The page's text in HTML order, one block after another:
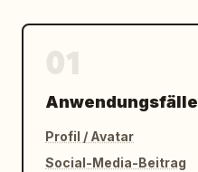
Anwendungsfälle
Profil / Avatar
Social-Media-Beitrag